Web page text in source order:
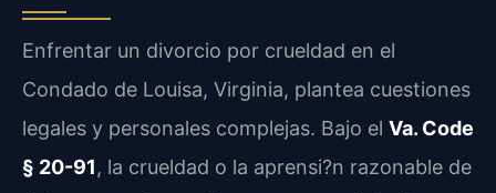
Enfrentar un divorcio por crueldad en el
Condado de Louisa, Virginia, plantea cuestiones
legales y personales complejas. Bajo el Va. Code
§ 20-91, la crueldad o la aprensi?n razonable de